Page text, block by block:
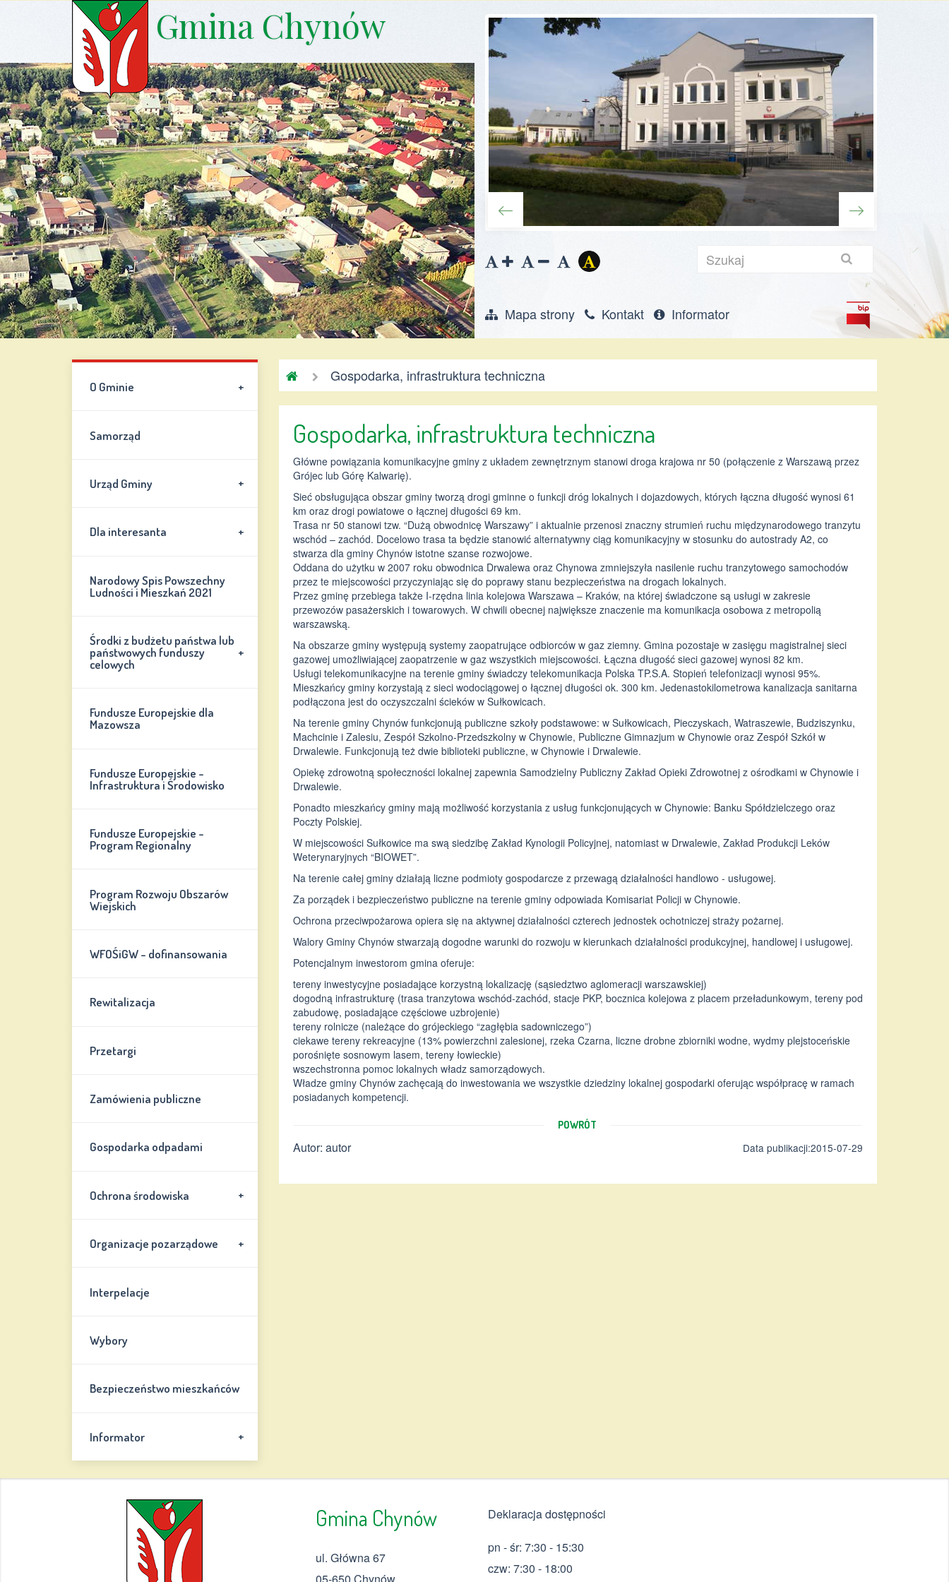
Gmina Chynów
ZwiększZmniejszZresetuj
Wersja
Szukaj
Mapa strony Kontakt Informator
+
O Gminie
Samorząd
+
Urząd Gminy
+
Dla interesanta
Narodowy Spis Powszechny
Ludności i Mieszkań 2021
+
Środki z budżetu państwa lub
państwowych funduszy
celowych
Fundusze Europejskie dla
Mazowsza
Fundusze Europejskie -
Infrastruktura i Środowisko
Fundusze Europejskie -
Program Regionalny
Program Rozwoju Obszarów
Wiejskich
WFOŚiGW - dofinansowania
Rewitalizacja
Przetargi
Zamówienia publiczne
Gospodarka odpadami
+
Ochrona środowiska
+
Organizacje pozarządowe
Interpelacje
Wybory
Bezpieczeństwo mieszkańców
+
Informator
Gmina
Chynów
Gospodarka, infrastruktura techniczna
Gospodarka, infrastruktura techniczna
Główne powiązania komunikacyjne gminy z układem zewnętrznym stanowi droga krajowa nr 50 (połączenie z Warszawą przez
Grójec lub Górę Kalwarię).
Sieć obsługująca obszar gminy tworzą drogi gminne o funkcji dróg lokalnych i dojazdowych, których łączna długość wynosi 61
km oraz drogi powiatowe o łącznej długości 69 km.
Trasa nr 50 stanowi tzw. “Dużą obwodnicę Warszawy” i aktualnie przenosi znaczny strumień ruchu międzynarodowego tranzytu
wschód – zachód. Docelowo trasa ta będzie stanowić alternatywny ciąg komunikacyjny w stosunku do autostrady A2, co
stwarza dla gminy Chynów istotne szanse rozwojowe.
Oddana do użytku w 2007 roku obwodnica Drwalewa oraz Chynowa zmniejszyła nasilenie ruchu tranzytowego samochodów
przez te miejscowości przyczyniając się do poprawy stanu bezpieczeństwa na drogach lokalnych.
Przez gminę przebiega także I-rzędna linia kolejowa Warszawa – Kraków, na której świadczone są usługi w zakresie
przewozów pasażerskich i towarowych. W chwili obecnej największe znaczenie ma komunikacja osobowa z metropolią
warszawską.
Na obszarze gminy występują systemy zaopatrujące odbiorców w gaz ziemny. Gmina pozostaje w zasięgu magistralnej sieci
gazowej umożliwiającej zaopatrzenie w gaz wszystkich miejscowości. Łączna długość sieci gazowej wynosi 82 km.
Usługi telekomunikacyjne na terenie gminy świadczy telekomunikacja Polska TP.S.A. Stopień telefonizacji wynosi 95%.
Mieszkańcy gminy korzystają z sieci wodociągowej o łącznej długości ok. 300 km. Jedenastokilometrowa kanalizacja sanitarna
podłączona jest do oczyszczalni ścieków w Sułkowicach.
Na terenie gminy Chynów funkcjonują publiczne szkoły podstawowe: w Sułkowicach, Pieczyskach, Watraszewie, Budziszynku,
Machcinie i Zalesiu, Zespół Szkolno-Przedszkolny w Chynowie, Publiczne Gimnazjum w Chynowie oraz Zespół Szkół w
Drwalewie. Funkcjonują też dwie biblioteki publiczne, w Chynowie i Drwalewie.
Opiekę zdrowotną społeczności lokalnej zapewnia Samodzielny Publiczny Zakład Opieki Zdrowotnej z ośrodkami w Chynowie i
Drwalewie.
Ponadto mieszkańcy gminy mają możliwość korzystania z usług funkcjonujących w Chynowie: Banku Spółdzielczego oraz
Poczty Polskiej.
W miejscowości Sułkowice ma swą siedzibę Zakład Kynologii Policyjnej, natomiast w Drwalewie, Zakład Produkcji Leków
Weterynaryjnych “BIOWET”.
Na terenie całej gminy działają liczne podmioty gospodarcze z przewagą działalności handlowo - usługowej.
Za porządek i bezpieczeństwo publiczne na terenie gminy odpowiada Komisariat Policji w Chynowie.
Ochrona przeciwpożarowa opiera się na aktywnej działalności czterech jednostek ochotniczej straży pożarnej.
Walory Gminy Chynów stwarzają dogodne warunki do rozwoju w kierunkach działalności produkcyjnej, handlowej i usługowej.
Potencjalnym inwestorom gmina oferuje:
tereny inwestycyjne posiadające korzystną lokalizację (sąsiedztwo aglomeracji warszawskiej)
dogodną infrastrukturę (trasa tranzytowa wschód-zachód, stacje PKP, bocznica kolejowa z placem przeładunkowym, tereny pod
zabudowę, posiadające częściowe uzbrojenie)
tereny rolnicze (należące do grójeckiego “zagłębia sadowniczego”)
ciekawe tereny rekreacyjne (13% powierzchni zalesionej, rzeka Czarna, liczne drobne zbiorniki wodne, wydmy plejstoceńskie
porośnięte sosnowym lasem, tereny łowieckie)
wszechstronna pomoc lokalnych władz samorządowych.
Władze gminy Chynów zachęcają do inwestowania we wszystkie dziedziny lokalnej gospodarki oferując współpracę w ramach
posiadanych kompetencji.
POWRÓT
Autor: autor Data publikacji:2015-07-29
Gmina Chynów Deklaracja dostępności
ul. Główna 67
05-650 Chynów
pn - śr: 7:30 - 15:30
czw: 7:30 - 18:00